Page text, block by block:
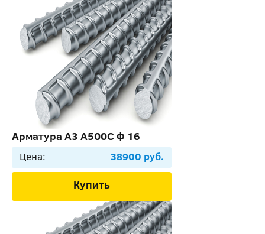
Арматура А3 А500С Ф 16
Цена: 38900 руб.
Купить